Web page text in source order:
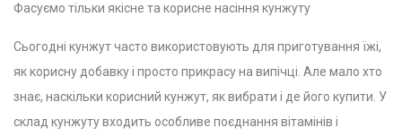
Фасуємо тільки якісне та корисне насіння кунжуту
Сьогодні кунжут часто використовують для приготування їжі,
як корисну добавку і просто прикрасу на випічці. Але мало хто
знає, наскільки корисний кунжут, як вибрати і де його купити. У
склад кунжуту входить особливе поєднання вітамінів і